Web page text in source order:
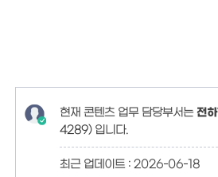
현재 콘텐츠 업무 담당부서는 전
4289)입니다.
최근 업데이트 : 2026-06-18